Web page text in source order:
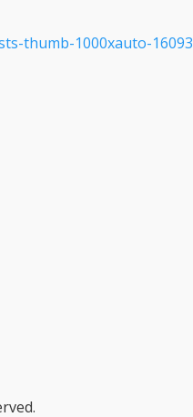
thumb-1000xauto-16093